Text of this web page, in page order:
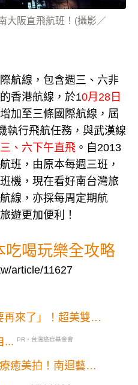
大阪直飛航班！(攝影／
航線，包含週三、六非
香港航線，於10月28日
增加至三條國際航線，屆
執行飛航任務，與武漢線
、六下午直飛 。自2013
班，由原本每週三班，
機，現在看好南台灣旅
線，亦採每周定期航
遊更加便利！
吃喝玩樂全攻略
article/11627
來了」！超美雙色
...
PR・台灣癌症基金會
癒美拍！南迴藝術